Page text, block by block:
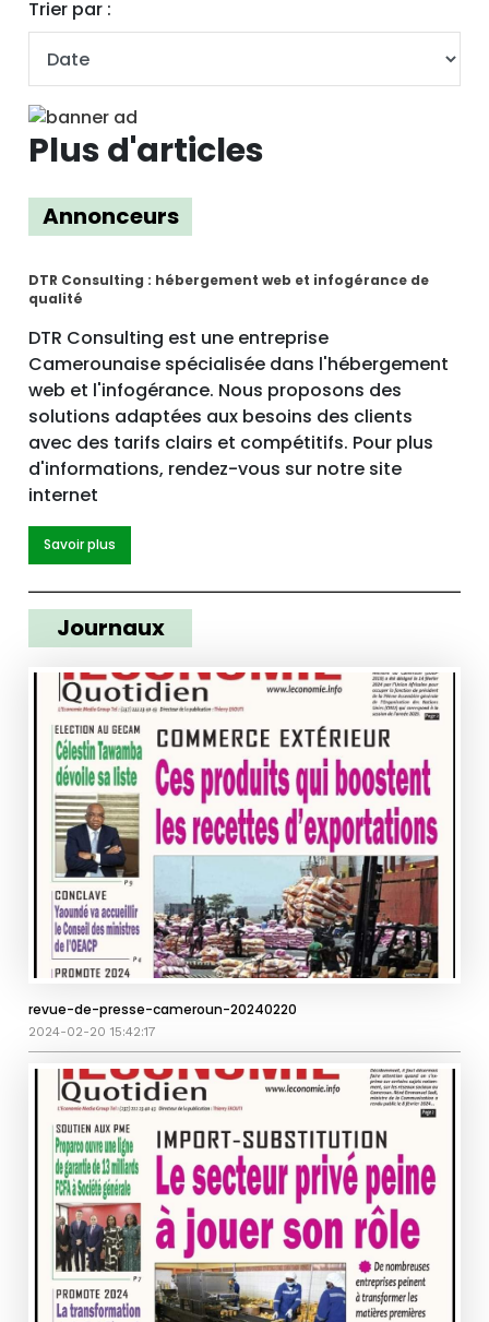
Trier par :
Plus d'articles
Annonceurs
DTR Consulting : hébergement web et infogérance de
qualité
DTR Consulting est une entreprise
Camerounaise spécialisée dans l'hébergement
web et l'infogérance. Nous proposons des
solutions adaptées aux besoins des clients
avec des tarifs clairs et compétitifs. Pour plus
d'informations, rendez-vous sur notre site
internet
Savoir plus
Journaux
revue-de-presse-cameroun-20240220
2024-02-20 15:42:17